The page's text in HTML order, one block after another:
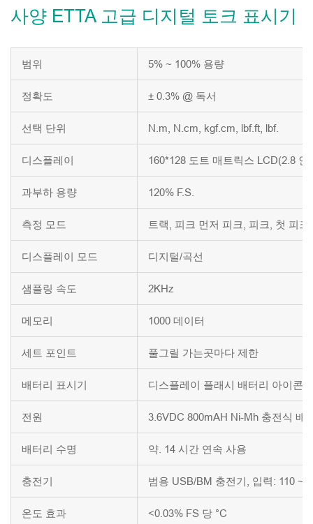
사양 ETTA 고급 디지털 토크 표시기
범위 5% ~ 100% 용량
정확도 ± 0.3% @ 독서
선택 단위 N.m, N.cm, kgf.cm, lbf.ft, lbf.
디스플레이 160*128 도트 매트릭스 LCD(2.8
과부하 용량 120% F.S.
측정 모드 트랙, 피크 먼저 피크, 피크, 첫 피크
디스플레이 모드 디지털/곡선
샘플링 속도 2KHz
메모리 1000 데이터
세트 포인트 풀그릴 가는곳마다 제한
배터리 표시기 디스플레이 플래시 배터리 아이콘
전원 3.6VDC 800mAH Ni-Mh 충전식 배
배터리 수명 약. 14 시간 연속 사용
충전기 범용 USB/BM 충전기, 입력: 110 ~
온도 효과 <0.03% FS 당 °C